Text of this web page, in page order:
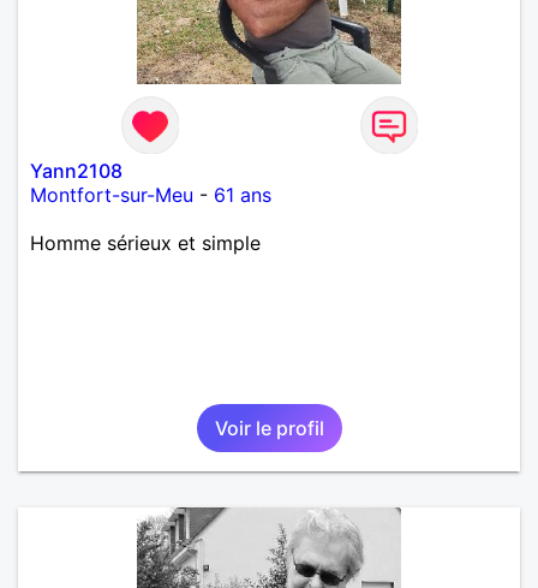
Yann2108
Montfort-sur-Meu - 61 ans
Homme sérieux et simple
Voir le profil